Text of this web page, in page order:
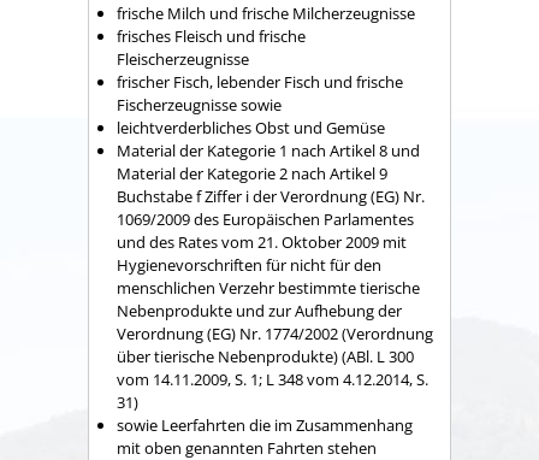
frische Milch und frische Milcherzeugnisse
frisches Fleisch und frische
Fleischerzeugnisse
frischer Fisch, lebender Fisch und frische
Fischerzeugnisse sowie
leichtverderbliches Obst und Gemüse
Material der Kategorie 1 nach Artikel 8 und
Material der Kategorie 2 nach Artikel 9
Buchstabe f Ziffer i der Verordnung (EG) Nr.
1069/2009 des Europäischen Parlamentes
und des Rates vom 21. Oktober 2009 mit
Hygienevorschriften für nicht für den
menschlichen Verzehr bestimmte tierische
Nebenprodukte und zur Aufhebung der
Verordnung (EG) Nr. 1774/2002 (Verordnung
über tierische Nebenprodukte) (ABl. L 300
vom 14.11.2009, S. 1; L 348 vom 4.12.2014, S.
31)
sowie Leerfahrten die im Zusammenhang
mit oben genannten Fahrten stehen